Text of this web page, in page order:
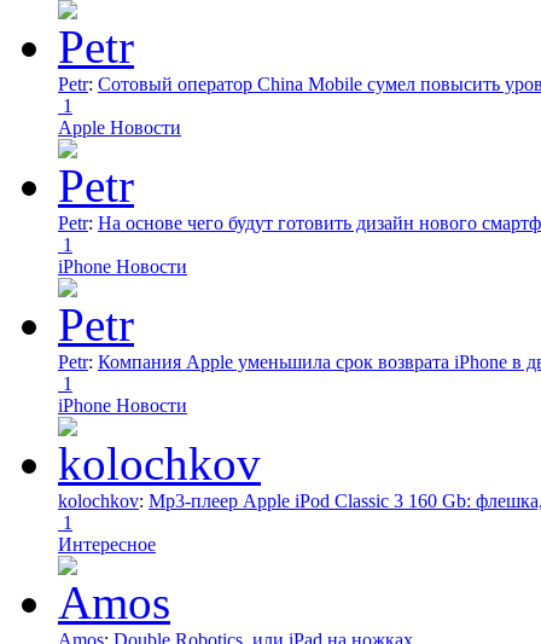
Petr: Сотовый оператор China Mobile сумел повысить
1
Apple Новости
Petr: На основе чего будут готовить дизайн нового
1
iPhone Новости
Petr: Компания Apple уменьшила срок возврата iPhone в
1
iPhone Новости
kolochkov: Mp3-плеер Apple iPod Classic 3 160 Gb:
1
Интересное
Amos: Double Robotics, или iPad на ножках